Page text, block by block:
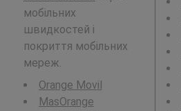
мобільних
швидкостей і
покриття мобільних
мереж.
Orange Movil
MasOrange